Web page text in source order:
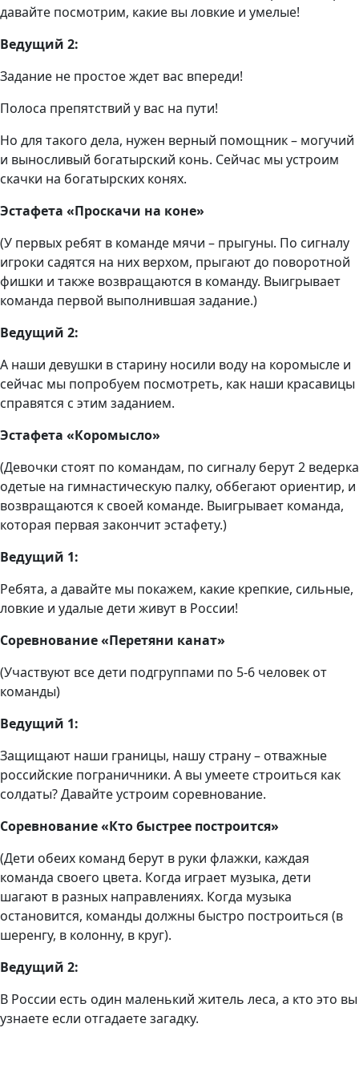
давайте посмотрим, какие вы ловкие и умелые!
Ведущий 2:
Задание не простое ждет вас впереди!
Полоса препятствий у вас на пути!
Но для такого дела, нужен верный помощник – могучий
и выносливый богатырский конь. Сейчас мы устроим
скачки на богатырских конях.
Эстафета «Проскачи на коне»
(У первых ребят в команде мячи – прыгуны. По сигналу
игроки садятся на них верхом, прыгают до поворотной
фишки и также возвращаются в команду. Выигрывает
команда первой выполнившая задание.)
Ведущий 2:
А наши девушки в старину носили воду на коромысле и
сейчас мы попробуем посмотреть, как наши красавицы
справятся с этим заданием.
Эстафета «Коромысло»
(Девочки стоят по командам, по сигналу берут 2 ведерка
одетые на гимнастическую палку, оббегают ориентир, и
возвращаются к своей команде. Выигрывает команда,
которая первая закончит эстафету.)
Ведущий 1:
Ребята, а давайте мы покажем, какие крепкие, сильные,
ловкие и удалые дети живут в России!
Соревнование «Перетяни канат»
(Участвуют все дети подгруппами по 5-6 человек от
команды)
Ведущий 1:
Защищают наши границы, нашу страну – отважные
российские пограничники. А вы умеете строиться как
солдаты? Давайте устроим соревнование.
Соревнование «Кто быстрее построится»
(Дети обеих команд берут в руки флажки, каждая
команда своего цвета. Когда играет музыка, дети
шагают в разных направлениях. Когда музыка
остановится, команды должны быстро построиться (в
шеренгу, в колонну, в круг).
Ведущий 2:
В России есть один маленький житель леса, а кто это вы
узнаете если отгадаете загадку.